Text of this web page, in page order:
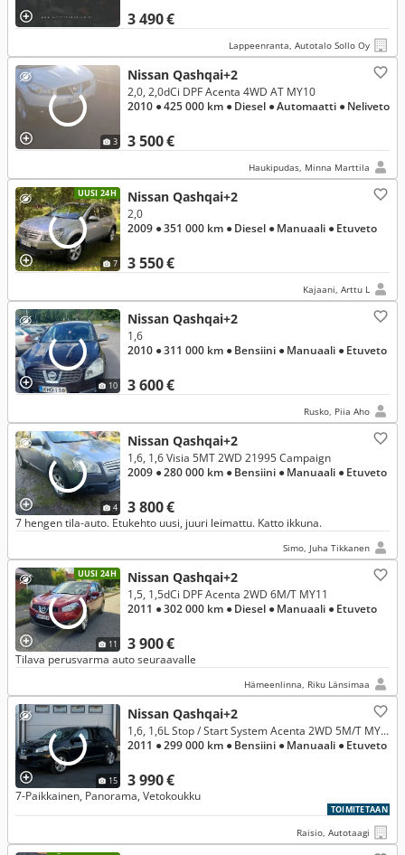
3 490 €
Lappeenranta, Autotalo Sollo Oy
3
Nissan Qashqai+2
3 500 €
2,0, 2,0dCi DPF Acenta 4WD AT MY10
2010 ● 425 000 km ● Diesel ● Automaatti ● Neliveto
Haukipudas, Minna Marttila
UUSI 24H
7
Nissan Qashqai+2
3 550 €
2,0
2009 ● 351 000 km ● Diesel ● Manuaali ● Etuveto
Kajaani, Arttu L
10
Nissan Qashqai+2
3 600 €
1,6
2010 ● 311 000 km ● Bensiini ● Manuaali ● Etuveto
Rusko, Piia Aho
4
Nissan Qashqai+2
3 800 €
1,6, 1,6 Visia 5MT 2WD 21995 Campaign
2009 ● 280 000 km ● Bensiini ● Manuaali ● Etuveto
7 hengen tila-auto. Etukehto uusi, juuri leimattu. Katto ikkuna.
Simo, Juha Tikkanen
UUSI 24H
11
Nissan Qashqai+2
3 900 €
1,5, 1,5dCi DPF Acenta 2WD 6M/T MY11
2011 ● 302 000 km ● Diesel ● Manuaali ● Etuveto
Tilava perusvarma auto seuraavalle
Hämeenlinna, Riku Länsimaa
15
Nissan Qashqai+2
3 990 €
1,6, 1,6L Stop / Start System Acenta 2WD 5M/T MY11
2011 ● 299 000 km ● Bensiini ● Manuaali ● Etuveto
7-Paikkainen, Panorama, Vetokoukku
TOIMITETAAN
Raisio, Autotaagi